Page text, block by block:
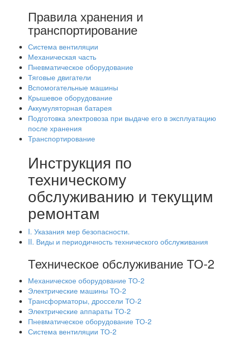
Правила хранения и
транспортирование
Система вентиляции
Механическая часть
Пневматическое оборудование
Тяговые двигатели
Вспомогательные машины
Крышевое оборудование
Аккумуляторная батарея
Подготовка электровоза при выдаче его в эксплуатацию
после хранения
Транспортирование
Инструкция по
техническому
обслуживанию и текущим
ремонтам
I. Указания мер безопасности.
II. Виды и периодичность технического обслуживания
Техническое обслуживание ТО-2
Механическое оборудование ТО-2
Электрические машины ТО-2
Трансформаторы, дроссели ТО-2
Электрические аппараты ТО-2
Пневматическое оборудование ТО-2
Система вентиляции ТО-2